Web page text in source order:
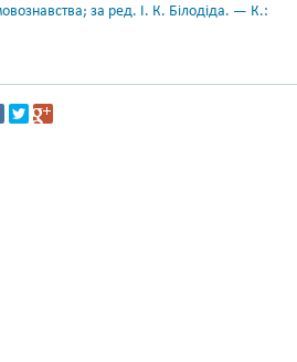
за ред. І. К. Білодіда. — К.: